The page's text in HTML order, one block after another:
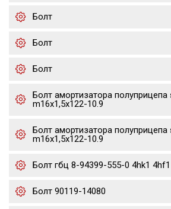
Болт
Болт
Болт
Болт амортизатора
m16x1,5х122-10.9
Болт амортизатора
m16x1,5х122-10.9
Болт гбц 8-94399-555-0 4hk1
Болт 90119-14080